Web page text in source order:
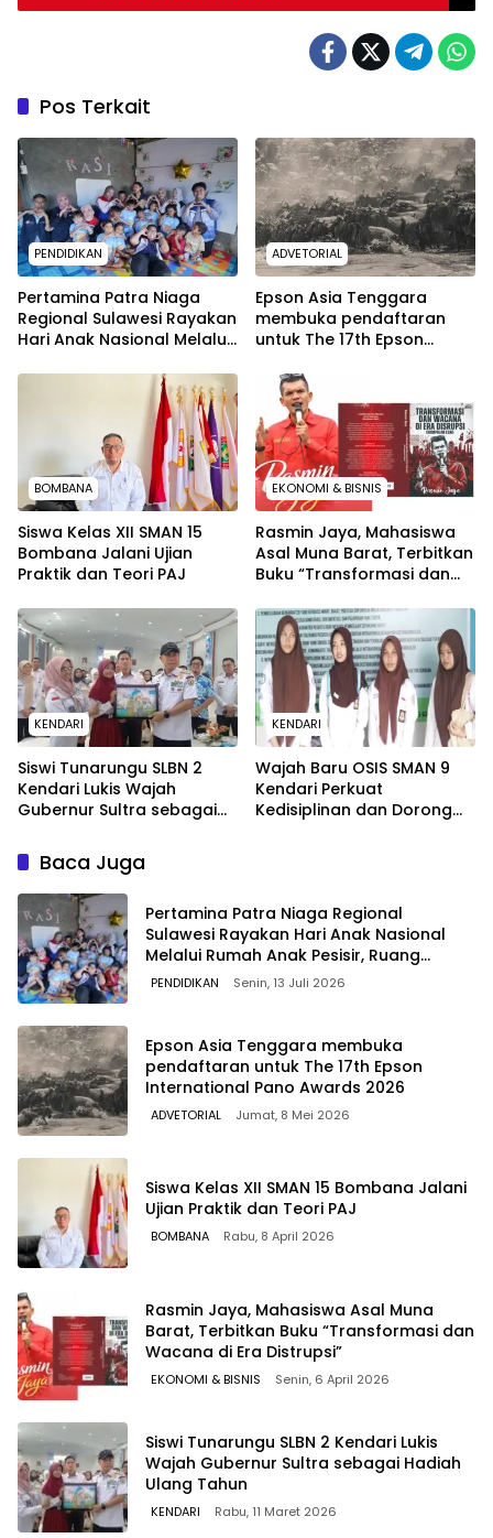
Pos Terkait
PENDIDIKAN
Pertamina Patra Niaga
Regional Sulawesi Rayakan
Hari Anak Nasional Melalui
Tumbuh Generasi Penjaga
ADVETORIAL
Epson Asia Tenggara
membuka pendaftaran
untuk The 17th Epson
2026
BOMBANA
Siswa Kelas XII SMAN 15
Bombana Jalani Ujian
Praktik dan Teori PAJ
EKONOMI & BISNIS
Rasmin Jaya, Mahasiswa
Asal Muna Barat, Terbitkan
Buku “Transformasi dan
KENDARI
Siswi Tunarungu SLBN 2
Kendari Lukis Wajah
Gubernur Sultra sebagai
KENDARI
Wajah Baru OSIS SMAN 9
Kendari Perkuat
Kedisiplinan dan Dorong
Baca Juga
Pertamina Patra Niaga Regional
Sulawesi Rayakan Hari Anak Nasional
Melalui Rumah Anak Pesisir, Ruang
Tumbuh Generasi Penjaga Pesisir
PENDIDIKAN Senin, 13 Juli 2026
Epson Asia Tenggara membuka
pendaftaran untuk The 17th Epson
International Pano Awards 2026
ADVETORIAL Jumat, 8 Mei 2026
Siswa Kelas XII SMAN 15 Bombana Jalani
Ujian Praktik dan Teori PAJ
BOMBANA Rabu, 8 April 2026
Rasmin Jaya, Mahasiswa Asal Muna
Barat, Terbitkan Buku “Transformasi dan
Wacana di Era Distrupsi”
EKONOMI & BISNIS Senin, 6 April 2026
Siswi Tunarungu SLBN 2 Kendari Lukis
Wajah Gubernur Sultra sebagai Hadiah
Ulang Tahun
KENDARI Rabu, 11 Maret 2026